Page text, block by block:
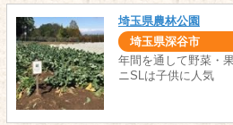
埼玉県農林公園
埼玉県深谷市
年間を通して野菜・
ニSLは子供に人気